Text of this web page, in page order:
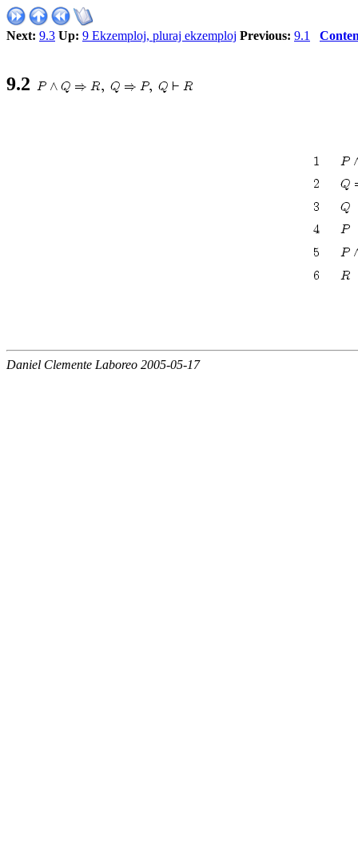
Next: 9.3 Up: 9 Ekzemploj, pluraj ekzemploj Previous: 9.1
9.2
Daniel Clemente Laboreo 2005-05-17